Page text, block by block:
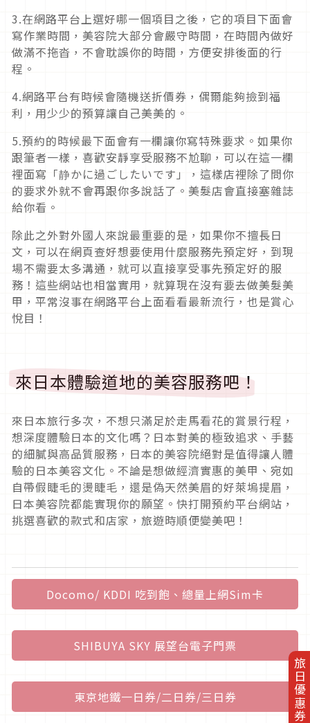
旅日優惠券
3.在網路平台上選好哪一個項目之後，它的項目下面會
寫作業時間，美容院大部分會嚴守時間，在時間內做好
做滿不拖沓，不會耽誤你的時間，方便安排後面的行
程。
4.網路平台有時候會隨機送折價券，偶爾能夠撿到福
利，用少少的預算讓自己美美的。
5.預約的時候最下面會有一欄讓你寫特殊要求。如果你
跟筆者一樣，喜歡安靜享受服務不尬聊，可以在這一欄
裡面寫「静かに過ごしたいです」，這樣店裡除了問你
的要求外就不會再跟你多說話了。美髮店會直接塞雜誌
給你看。
除此之外對外國人來說最重要的是，如果你不擅長日
文，可以在網頁查好想要使用什麼服務先預定好，到現
場不需要太多溝通，就可以直接享受事先預定好的服
務！這些網站也相當實用，就算現在沒有要去做美髮美
甲，平常沒事在網路平台上面看看最新流行，也是賞心
悅目！
來日本體驗道地的美容服務吧！
來日本旅行多次，不想只滿足於走馬看花的賞景行程，
想深度體驗日本的文化嗎？日本對美的極致追求、手藝
的細膩與高品質服務，日本的美容院絕對是值得讓人體
驗的日本美容文化。不論是想做經濟實惠的美甲、宛如
自帶假睫毛的燙睫毛，還是偽天然美眉的好萊塢提眉，
日本美容院都能實現你的願望。快打開預約平台網站，
挑選喜歡的款式和店家，旅遊時順便變美吧！
Docomo/ KDDI 吃到飽、總量上網Sim卡
SHIBUYA SKY 展望台電子門票
東京地鐵一日券/二日券/三日券